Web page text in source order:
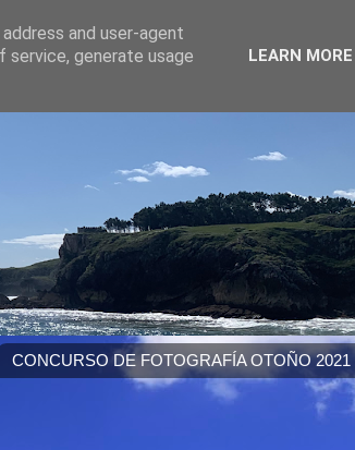
CONCURSO DE FOTOGRAFÍA OTOÑO 2021
and user-agent
service, generate usage
LEARN MORE